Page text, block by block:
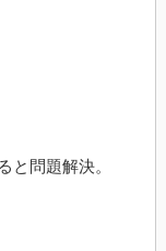
と問題解決。